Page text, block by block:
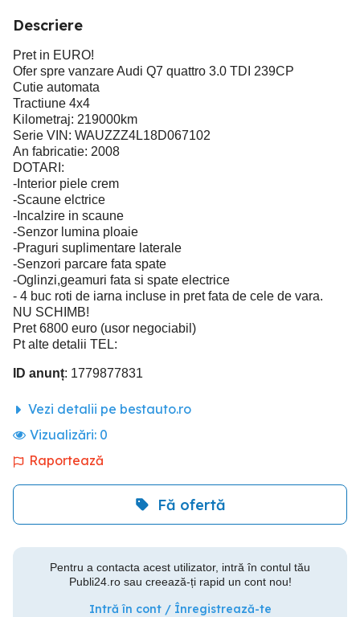
Descriere
Pret in EURO!
Ofer spre vanzare Audi Q7 quattro 3.0 TDI 239CP
Cutie automata
Tractiune 4x4
Kilometraj: 219000km
Serie VIN: WAUZZZ4L18D067102
An fabricatie: 2008
DOTARI:
-Interior piele crem
-Scaune elctrice
-Incalzire in scaune
-Senzor lumina ploaie
-Praguri suplimentare laterale
-Senzori parcare fata spate
-Oglinzi,geamuri fata si spate electrice
- 4 buc roti de iarna incluse in pret fata de cele de vara.
NU SCHIMB!
Pret 6800 euro (usor negociabil)
Pt alte detalii TEL:
ID anunț: 1779877831
Vezi detalii pe bestauto.ro
Vizualizări: 0
Raportează
Fă ofertă
Pentru a contacta acest utilizator, intră în contul tău
Publi24.ro sau creează-ți rapid un cont nou!
Intră în cont / Înregistrează-te